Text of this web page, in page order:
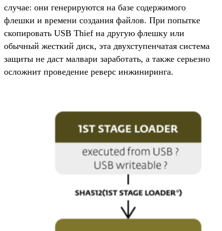
случае: они генерируются на базе содержимого
флешки и времени создания файлов. При попытке
скопировать USB Thief на другую флешку или
обычный жесткий диск, эта двухступенчатая система
защиты не даст малвари заработать, а также серьезно
осложнит проведение реверс инжиниринга.